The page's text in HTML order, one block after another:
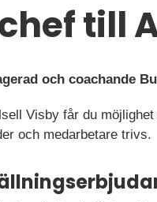
till
och coachande
Visby får du
och medarbetare trivs.